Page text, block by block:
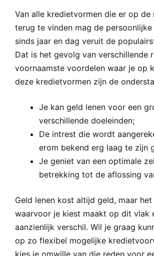
Van alle kredietvormen die er op de
terug te vinden mag de
sinds jaar en dag veruit de
Dat is het gevolg van verschillende
voornaamste voordelen waar je op
deze kredietvormen zijn de
Je kan geld lenen voor een
verschillende doeleinden;
De intrest die wordt
erom bekend erg laag te zijn
Je geniet van een optimale
betrekking tot de aflossing
Geld lenen kost altijd geld, maar
waarvoor je kiest maakt op dit vlak
aanzienlijk verschil. Wil je graag
op zo flexibel mogelijke
kies je omwille van die reden voor